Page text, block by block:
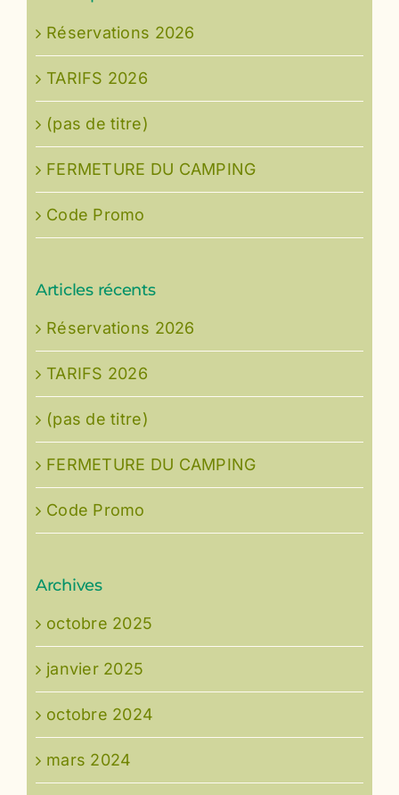
Réservations 2026
TARIFS 2026
(pas de titre)
FERMETURE DU CAMPING
Code Promo
Articles récents
Réservations 2026
TARIFS 2026
(pas de titre)
FERMETURE DU CAMPING
Code Promo
Archives
octobre 2025
janvier 2025
octobre 2024
mars 2024